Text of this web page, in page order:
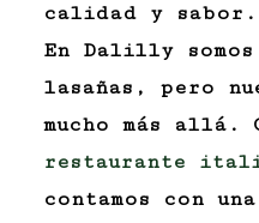
calidad y sabor.
En Dalilly
lasañas, pero
mucho más allá.
restaurante
contamos con